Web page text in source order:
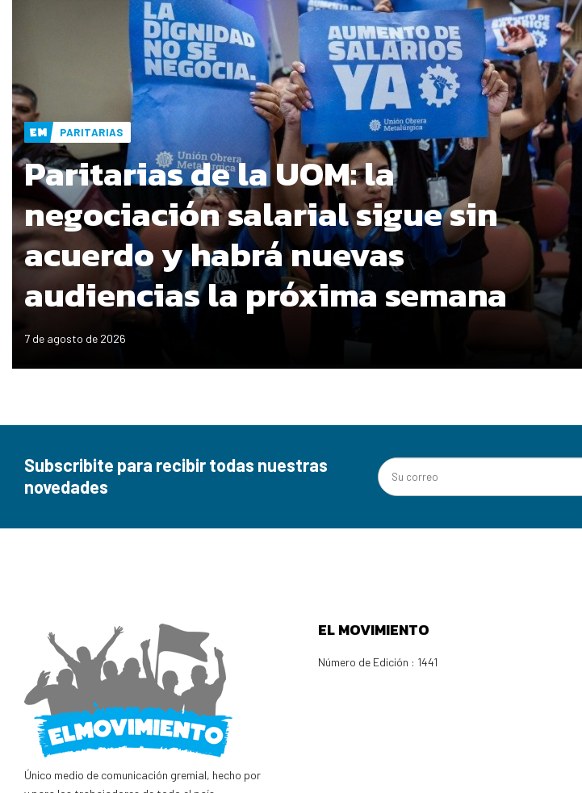
PARITARIAS
Paritarias de la UOM: la
negociación salarial sigue sin
acuerdo y habrá nuevas
audiencias la próxima semana
7 de agosto de 2026
Subscribite para recibir todas nuestras
novedades
Único medio de comunicación gremial, hecho por
EL MOVIMIENTO
Número de Edición : 1441